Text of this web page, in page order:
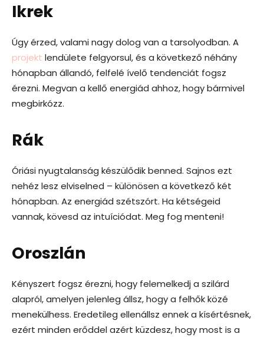
Ikrek
Úgy érzed, valami nagy dolog van a tarsolyodban. A
projekt lendülete felgyorsul, és a következő néhány
hónapban állandó, felfelé ívelő tendenciát fogsz
érezni. Megvan a kellő energiád ahhoz, hogy bármivel
megbirkózz.
Rák
Óriási nyugtalanság készülődik benned. Sajnos ezt
nehéz lesz elviselned – különösen a következő két
hónapban. Az energiád szétszórt. Ha kétségeid
vannak, kövesd az intuíciódat. Meg fog menteni!
Oroszlán
Kényszert fogsz érezni, hogy felemelkedj a szilárd
alapról, amelyen jelenleg állsz, hogy a felhők közé
menekülhess. Eredetileg ellenállsz ennek a kísértésnek,
ezért minden erőddel azért küzdesz, hogy most is a